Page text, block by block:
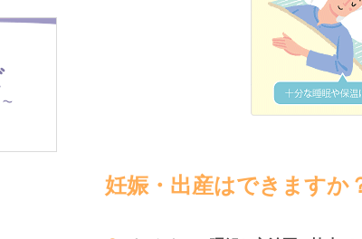
妊娠・出産はできますか